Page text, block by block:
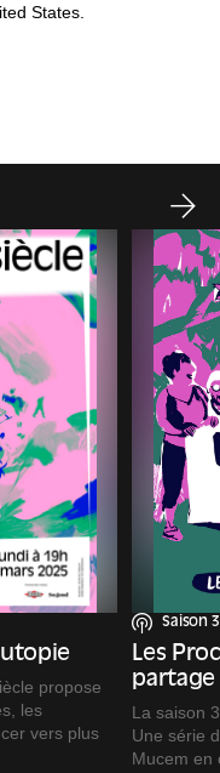
States.
propose
les
vers plus
Saison 3
Les
partage
La saison
Une série
Mucem en